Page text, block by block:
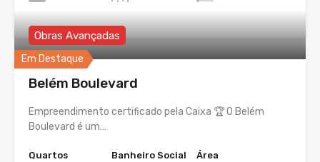
Em Destaque
Obras Avançadas
Belém Boulevard
Empreendimento certificado pela Caixa 🏆 O Belém
Boulevard é um…
Quartos
Banheiro Social
Área